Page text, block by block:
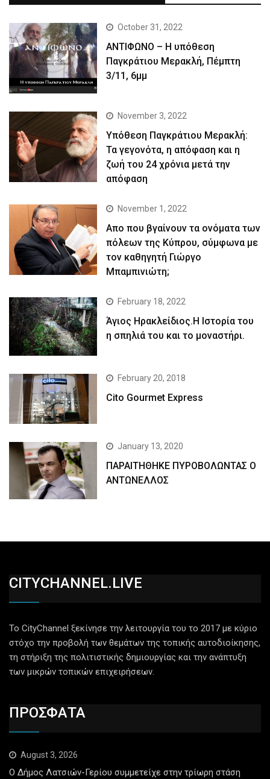
October 31, 2022
ΑΝΤΙΦΩΝΟ – Η υπόθεση
Παγκράτιου Μερακλή, Πέμπτη
3/11, 6μμ
November 3, 2022
Yπόθεση Παγκράτιου Μερακλή:
Τα γεγονότα, η απόφαση και η
ζωή του 24 χρόνια μετά την
απόφαση
November 1, 2022
Απο που βγαίνουν τα ονόματα των
πόλεων της Κύπρου, σύμφωνα με
τον καθηγητή Γιώργο
Μπαμπινιώτη;
February 18, 2022
Άγιος Ηρακλείδιος.Η Ιστορία του
η σπηλιά του και το μοναστήρι.
February 20, 2018
Cito Gourmet Express
January 13, 2020
ΠΑΡΑΙΤΗΘΗΚΕ ΠΥΡΟΒΟΛΩΝΤΑΣ Ο
ΑΝΤΩΝΕΛΛΟΣ
CITYCHANNEL.LIVE
Το CityChannel ξεκίνησε την λειτουργία του το 2017 με κύριο
στόχο την προβολή των θεμάτων της τοπικής αυτοδιοίκησης,
τη στήριξη της πολιτιστικής δημιουργίας και την ανάπτυξη
των μικρών τοπικών επιχειρήσεων.
ΠΡΟΣΦΑΤΑ
August 3, 2026
Ο Δήμος Λατσιών-Γερίου συμμετείχε στην τρίωρη στάση